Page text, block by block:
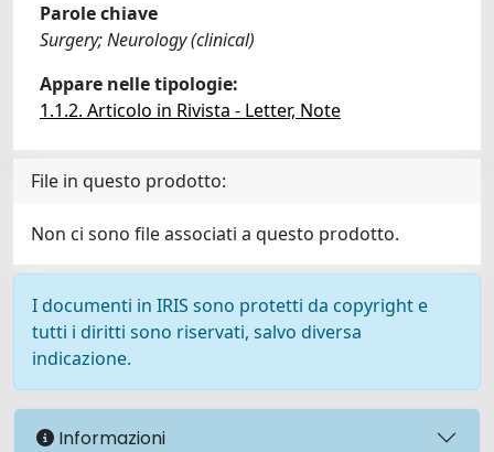
Parole chiave
Surgery; Neurology (clinical)
Appare nelle tipologie:
1.1.2. Articolo in Rivista - Letter, Note
File in questo prodotto:
Non ci sono file associati a questo prodotto.
I documenti in IRIS sono protetti da copyright e
tutti i diritti sono riservati, salvo diversa
indicazione.
Informazioni